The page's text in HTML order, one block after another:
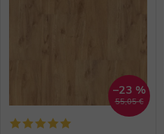
55,05 €
–23 %